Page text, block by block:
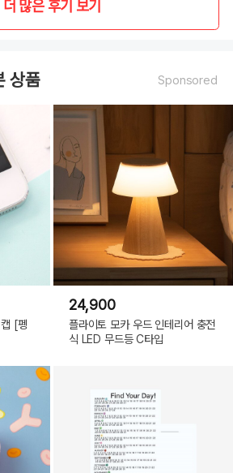
더 많은 후기 보기
상품 Sponsored
[펭
24,900
플라이토 모카 우드 인테리어 충전
식 LED 무드등 C타입